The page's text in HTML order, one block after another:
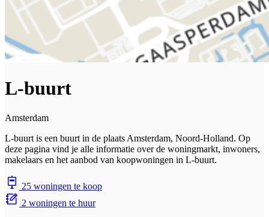
L-buurt
Amsterdam
L-buurt is een buurt in de plaats Amsterdam, Noord-Holland. Op
deze pagina vind je alle informatie over de woningmarkt, inwoners,
makelaars en het aanbod van koopwoningen in L-buurt.
25 woningen te koop
2 woningen te huur